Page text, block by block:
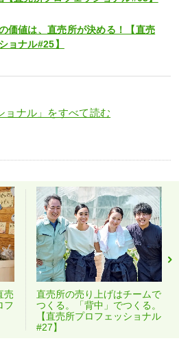
価値は、直売所が決める！【直売
ョナル#25】
ョナル」をすべて読む
売
フ
直売所の売り上げはチームで
つくる。「背中」でつくる。
【直売所プロフェッショナル
#27】